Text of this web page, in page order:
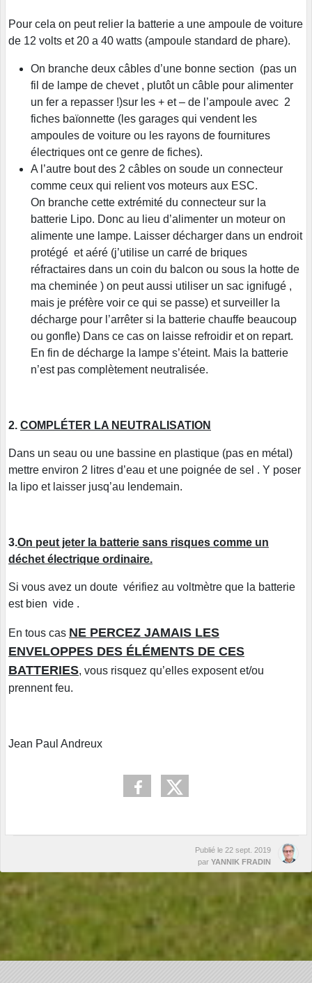
Pour cela on peut relier la batterie a une ampoule de voiture
de 12 volts et 20 a 40 watts (ampoule standard de phare).
On branche deux câbles d’une bonne section (pas un
fil de lampe de chevet , plutôt un câble pour alimenter
un fer a repasser !)sur les + et – de l’ampoule avec 2
fiches baïonnette (les garages qui vendent les
ampoules de voiture ou les rayons de fournitures
électriques ont ce genre de fiches).
A l’autre bout des 2 câbles on soude un connecteur
comme ceux qui relient vos moteurs aux ESC.
On branche cette extrémité du connecteur sur la
batterie Lipo. Donc au lieu d’alimenter un moteur on
alimente une lampe. Laisser décharger dans un endroit
protégé et aéré (j’utilise un carré de briques
réfractaires dans un coin du balcon ou sous la hotte de
ma cheminée ) on peut aussi utiliser un sac ignifugé ,
mais je préfère voir ce qui se passe) et surveiller la
décharge pour l’arrêter si la batterie chauffe beaucoup
ou gonfle) Dans ce cas on laisse refroidir et on repart.
En fin de décharge la lampe s’éteint. Mais la batterie
n’est pas complètement neutralisée.
2. COMPLÉTER LA NEUTRALISATION
Dans un seau ou une bassine en plastique (pas en métal)
mettre environ 2 litres d’eau et une poignée de sel . Y poser
la lipo et laisser jusq’au lendemain.
3.On peut jeter la batterie sans risques comme un
déchet électrique ordinaire.
Si vous avez un doute vérifiez au voltmètre que la batterie
est bien vide .
En tous cas NE PERCEZ JAMAIS LES
ENVELOPPES DES ÉLÉMENTS DE CES
BATTERIES, vous risquez qu’elles exposent et/ou
prennent feu.
Jean Paul Andreux
Publié le 22 sept. 2019
par YANNIK FRADIN